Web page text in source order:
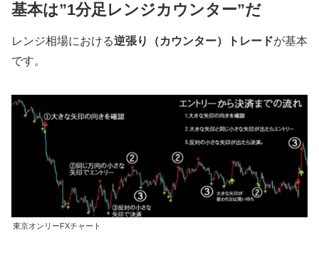
基本は”1分足レンジカウンター”だ
レンジ相場における逆張り（カウンター）トレードが基本
です。
東京オンリーFXチャート